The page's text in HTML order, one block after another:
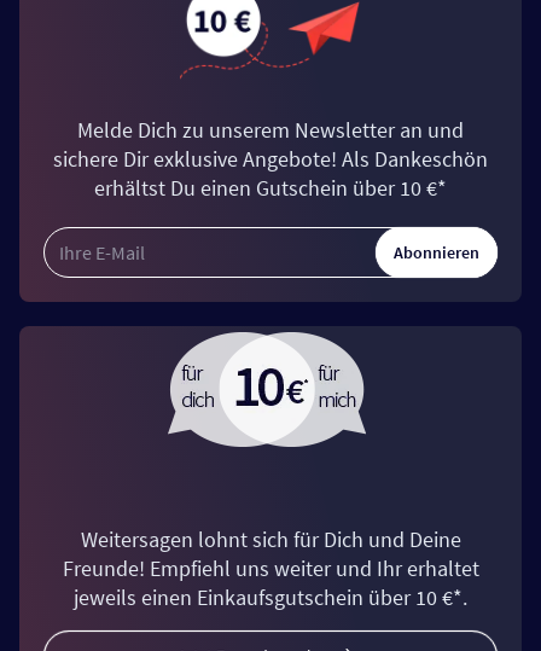
Melde Dich zu unserem Newsletter an und
sichere Dir exklusive Angebote! Als Dankeschön
erhältst Du einen Gutschein über 10 €*
Abonnieren
Weitersagen lohnt sich für Dich und Deine
Freunde! Empfiehl uns weiter und Ihr erhaltet
jeweils einen Einkaufsgutschein über 10 €*.